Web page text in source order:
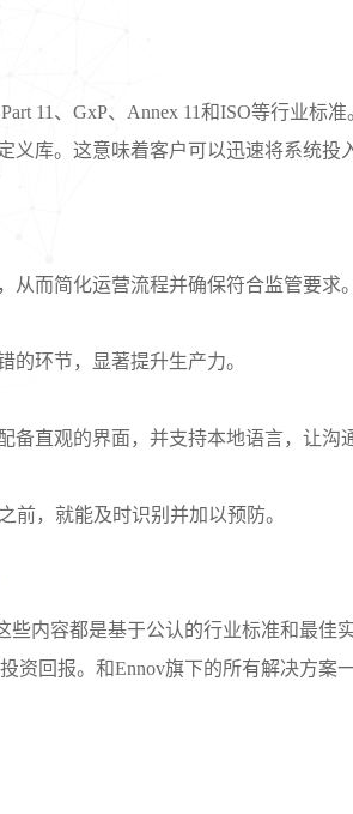
11、GxP、Annex 11和ISO等行业标
库。这意味着客户可以迅速将系统投
从而简化运营流程并确保符合监管要求
环节，显著提升生产力。
备直观的界面，并支持本地语言，让沟
，就能及时识别并加以预防。
些内容都是基于公认的行业标准和最佳
回报。和Ennov旗下的所有解决方案